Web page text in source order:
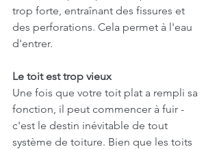
trop forte, entraînant des fissures et
des perforations. Cela permet à l'eau
d'entrer.
Le toit est trop vieux
Une fois que votre toit plat a rempli sa
fonction, il peut commencer à fuir -
c'est le destin inévitable de tout
système de toiture. Bien que les toits